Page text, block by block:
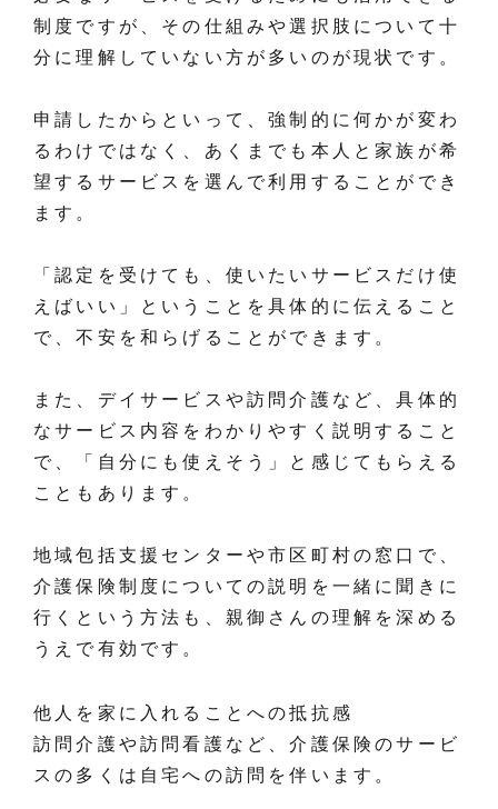
制度ですが、その仕組みや選択肢について十
分に理解していない方が多いのが現状です。
申請したからといって、強制的に何かが変わ
るわけではなく、あくまでも本人と家族が希
望するサービスを選んで利用することができ
ます。
「認定を受けても、使いたいサービスだけ使
えばいい」ということを具体的に伝えること
で、不安を和らげることができます。
また、デイサービスや訪問介護など、具体的
なサービス内容をわかりやすく説明すること
で、「自分にも使えそう」と感じてもらえる
こともあります。
地域包括支援センターや市区町村の窓口で、
介護保険制度についての説明を一緒に聞きに
行くという方法も、親御さんの理解を深める
うえで有効です。
他人を家に入れることへの抵抗感
訪問介護や訪問看護など、介護保険のサービ
スの多くは自宅への訪問を伴います。